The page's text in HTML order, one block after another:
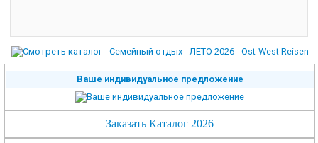
Ваше индивидуальное предложение
Заказать Каталог 2026